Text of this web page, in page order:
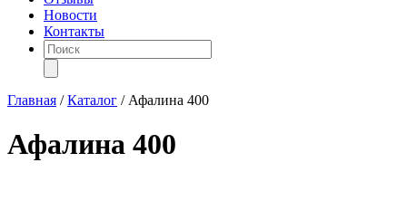
Новости
Контакты
Поиск
товаров
Главная /Каталог / Афалина 400
Афалина 400